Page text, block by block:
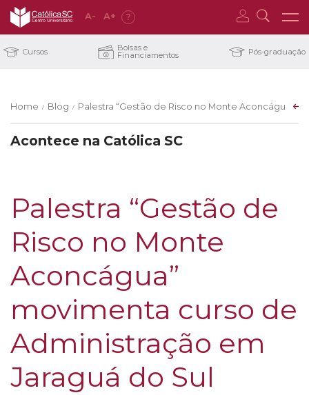
A- A+ ?
Cursos Bolsas e
Financiamentos Pós-graduação
Home / Blog / Palestra “Gestão de Risco no Monte Aconcágua”
Acontece na Católica SC
Palestra “Gestão de
Risco no Monte
Aconcágua”
movimenta curso de
Administração em
Jaraguá do Sul